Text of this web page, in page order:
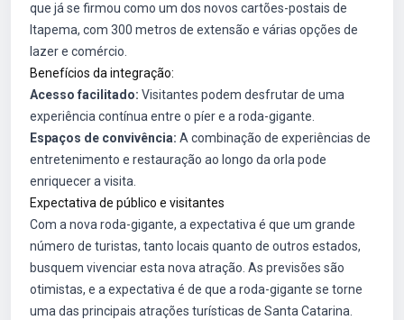
que já se firmou como um dos novos cartões-postais de
Itapema, com 300 metros de extensão e várias opções de
lazer e comércio.
Benefícios da integração:
Acesso facilitado: Visitantes podem desfrutar de uma
experiência contínua entre o píer e a roda-gigante.
Espaços de convivência: A combinação de experiências de
entretenimento e restauração ao longo da orla pode
enriquecer a visita.
Expectativa de público e visitantes
Com a nova roda-gigante, a expectativa é que um grande
número de turistas, tanto locais quanto de outros estados,
busquem vivenciar esta nova atração. As previsões são
otimistas, e a expectativa é de que a roda-gigante se torne
uma das principais atrações turísticas de Santa Catarina.